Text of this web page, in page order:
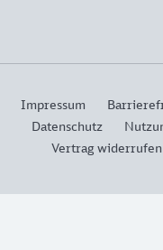
Impressum
Datenschutz
Vertrag widerrufen